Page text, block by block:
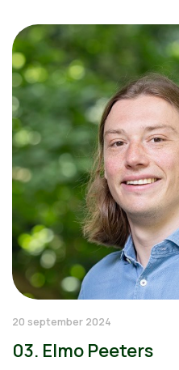
20 september 2024
03. Elmo Peeters